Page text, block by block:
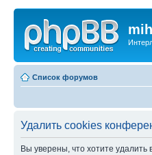
Список форумов
Удалить cookies
Вы уверены, что хотите